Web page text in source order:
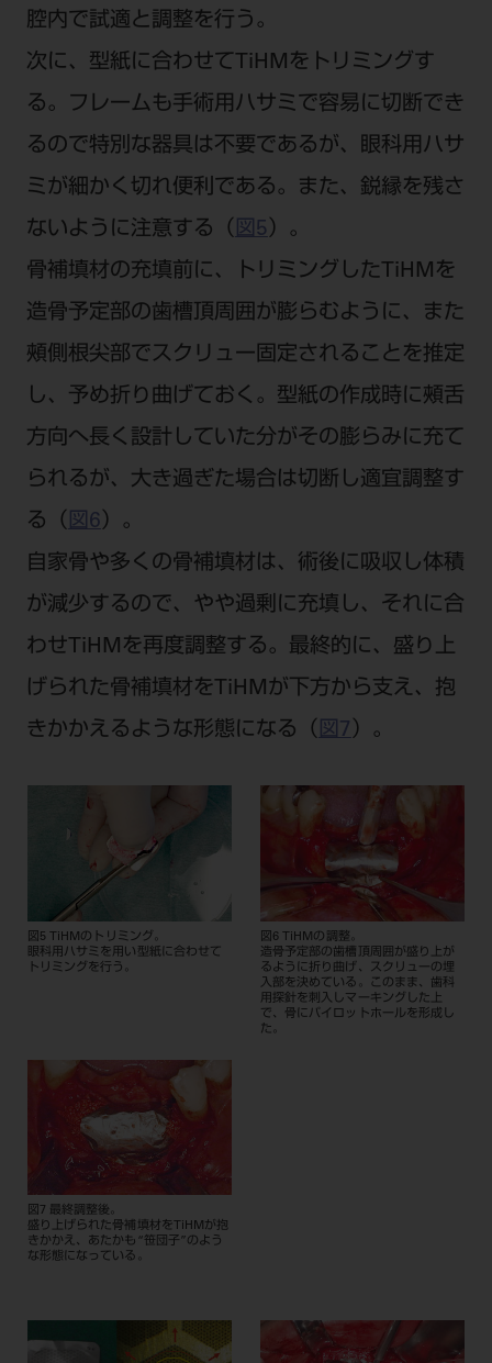
腔内で試適と調整を行う。
次に、型紙に合わせてTiHMをトリミングす
る。フレームも手術用ハサミで容易に切断でき
るので特別な器具は不要であるが、眼科用ハサ
ミが細かく切れ便利である。また、鋭縁を残さ
ないように注意する（ 図5 ）。
骨補填材の充填前に、トリミングしたTiHMを
造骨予定部の歯槽頂周囲が膨らむように、また
頰側根尖部でスクリュー固定されることを推定
し、予め折り曲げておく。型紙の作成時に頰舌
方向へ長く設計していた分がその膨らみに充て
られるが、大き過ぎた場合は切断し適宜調整す
る（ 図6）。
自家骨や多くの骨補填材は、術後に吸収し体積
が減少するので、やや過剰に充填し、それに合
わせTiHMを再度調整する。最終的に、盛り上
げられた骨補填材をTiHMが下方から支え、抱
きかかえるような形態になる（ 図7 ）。
図5 TiHMのトリミング。
眼科用ハサミを用い型紙に合わせて
トリミングを行う。
図6 TiHMの調整。
造骨予定部の歯槽頂周囲が盛り上が
るように折り曲げ、スクリューの埋
入部を決めている。このまま、歯科
用探針を刺入しマーキングした上
で、骨にパイロットホールを形成し
た。
図7 最終調整後。
盛り上げられた骨補填材をTiHMが抱
きかかえ、あたかも“笹団子”のよう
な形態になっている。